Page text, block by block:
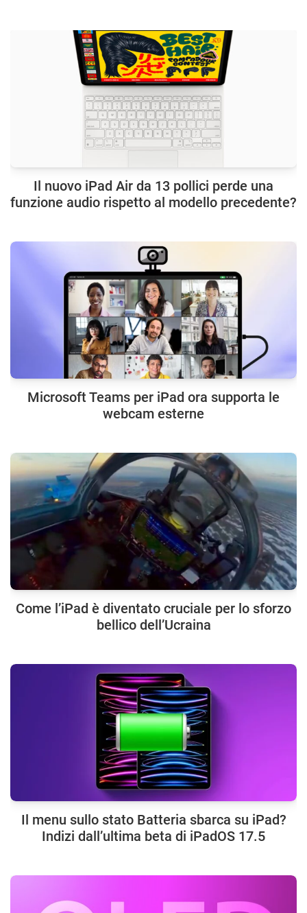
Il nuovo iPad Air da 13 pollici perde una
funzione audio rispetto al modello precedente?
Microsoft Teams per iPad ora supporta le
webcam esterne
Come l’iPad è diventato cruciale per lo sforzo
bellico dell’Ucraina
Il menu sullo stato Batteria sbarca su iPad?
Indizi dall’ultima beta di iPadOS 17.5